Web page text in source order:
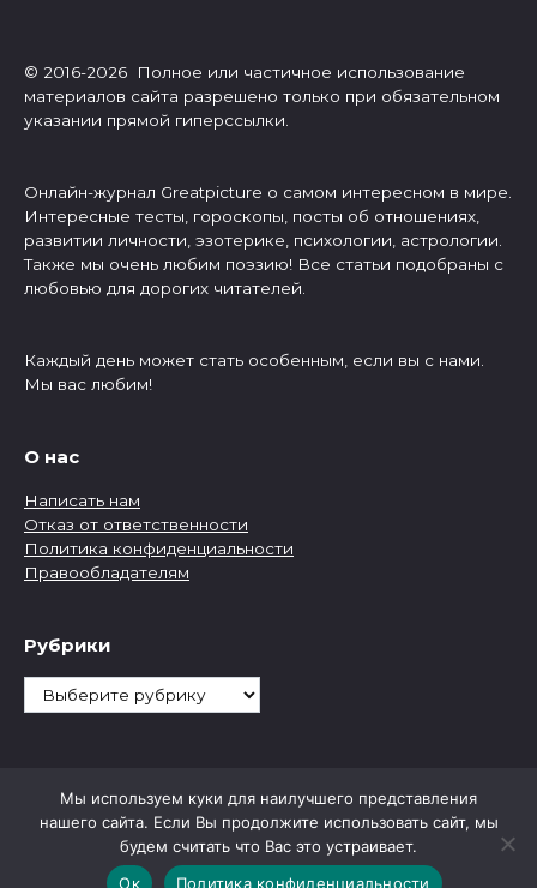
© 2016-2026 Полное или частичное использование
материалов сайта разрешено только при обязательном
указании прямой гиперссылки.
Онлайн-журнал Greatpicture о самом интересном в мире.
Интересные тесты, гороскопы, посты об отношениях,
развитии личности, эзотерике, психологии, астрологии.
Также мы очень любим поэзию! Все статьи подобраны с
любовью для дорогих читателей.
Каждый день может стать особенным, если вы с нами.
Мы вас любим!
О нас
Написать нам
Отказ от ответственности
Политика конфиденциальности
Правообладателям
Рубрики
Рубрики
Мы используем куки для наилучшего представления
нашего сайта. Если Вы продолжите использовать сайт, мы
будем считать что Вас это устраивает.
Ок
Политика конфиденциальности